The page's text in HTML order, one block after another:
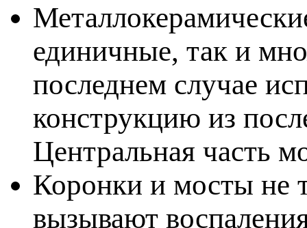
единичные, так и
оследнем случае
конструкцию из
Центральная часть
Коронки и мосты не
ызывают